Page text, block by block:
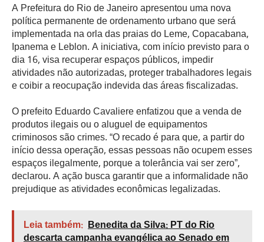
A Prefeitura do Rio de Janeiro apresentou uma nova
política permanente de ordenamento urbano que será
implementada na orla das praias do Leme, Copacabana,
Ipanema e Leblon. A iniciativa, com início previsto para o
dia 16, visa recuperar espaços públicos, impedir
atividades não autorizadas, proteger trabalhadores legais
e coibir a reocupação indevida das áreas fiscalizadas.
O prefeito Eduardo Cavaliere enfatizou que a venda de
produtos ilegais ou o aluguel de equipamentos
criminosos são crimes. “O recado é para que, a partir do
início dessa operação, essas pessoas não ocupem esses
espaços ilegalmente, porque a tolerância vai ser zero”,
declarou. A ação busca garantir que a informalidade não
prejudique as atividades econômicas legalizadas.
Leia também: Benedita da Silva: PT do Rio
descarta campanha evangélica ao Senado em